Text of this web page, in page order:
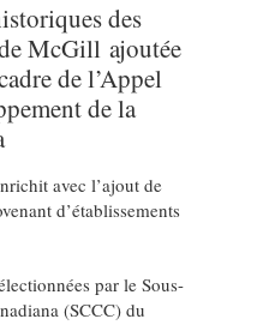
des
McGill ajoutée
de l’Appel
de la
avec l’ajout de
d’établissements
par le Sous-
(SCCC) du